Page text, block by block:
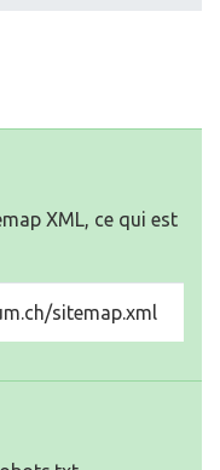
XML, ce qui est
sitemap.xml